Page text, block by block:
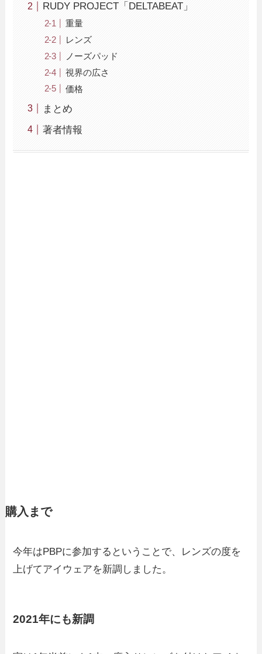
RUDY PROJECT「DELTABEAT」
重量
レンズ
ノーズパッド
視界の広さ
価格
まとめ
著者情報
購入まで
今年はPBPに参加するということで、レンズの度を
上げてアイウェアを新調しました。
2021年にも新調